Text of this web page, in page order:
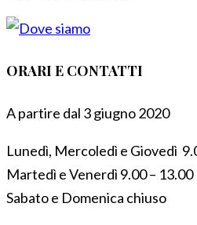
ORARI E CONTATTI
A partire dal 3 giugno 2020
Lunedì, Mercoledì e Giovedì
Martedì e Venerdì 9.00 – 13.00
Sabato e Domenica chiuso